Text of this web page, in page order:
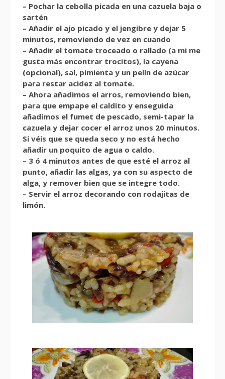
– Pochar la cebolla picada en una cazuela baja o
sartén
– Añadir el ajo picado y el jengibre y dejar 5
minutos, removiendo de vez en cuando
– Añadir el tomate troceado o rallado (a mi me
gusta más encontrar trocitos), la cayena
(opcional), sal, pimienta y un pelín de azúcar
para restar acidez al tomate.
– Ahora añadimos el arros, removiendo bien,
para que empape el caldito y enseguida
añadimos el fumet de pescado, semi-tapar la
cazuela y dejar cocer el arroz unos 20 minutos.
Si véis que se queda seco y no está hecho
añadir un poquito de agua o caldo.
– 3 ó 4 minutos antes de que esté el arroz al
punto, añadir las algas, ya con su aspecto de
alga, y remover bien que se integre todo.
– Servir el arroz decorando con rodajitas de
limón.